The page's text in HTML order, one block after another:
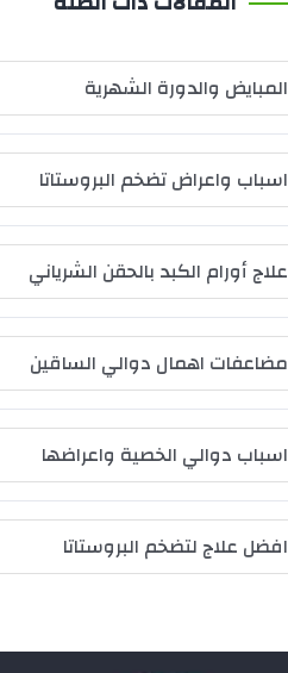
المبايض والدورة الشهرية
اسباب واعراض تضخم البروستاتا
علاج أورام الكبد بالحقن الشرياني
مضاعفات اهمال دوالي الساقين
اسباب دوالي الخصية واعراضها
افضل علاج لتضخم البروستاتا